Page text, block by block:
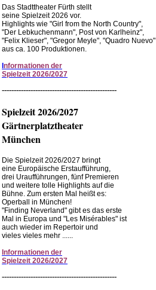
Das Stadttheater Fürth stellt
seine Spielzeit 2026 vor.
Highlights wie "Girl from the North Country",
"Der Lebkuchenmann", Post von Karlheinz",
"Felix Klieser", "Gregor Meyle", "Quadro Nuevo"
aus ca. 100 Produktionen.
nformationen der
Spielzeit 2026/2027
------------------------------------------------
Spielzeit 2026/2027
Gärtnerplatztheater
München
Die Spielzeit 2026/2027 bringt
eine Europäische Erstaufführung,
drei Uraufführungen, fünf Premieren
und weitere tolle Highlights auf die
Bühne. Zum ersten Mal heißt es:
Operball in München!
"Finding Neverland" gibt es das erste
Mal in Europa und "Les Misérables" ist
auch wieder im Repertoir und
vieles vieles mehr ......
Informationen der
Spielzeit 2026/2027
------------------------------------------------